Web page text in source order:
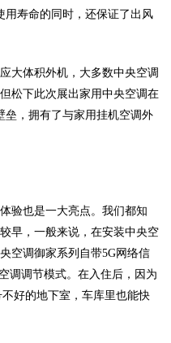
用寿命的同时，还保证了出风
大体积外机，大多数中央空调
松下此次展出家用中央空调在
垒，拥有了与家用挂机空调外
验也是一大亮点。我们都知
早，一般来说，在安装中央空
空调御家系列自带5G网络信
调调节模式。在入住后，因为
好的地下室，车库里也能快